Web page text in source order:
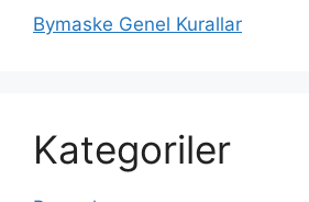
Bymaske Genel Kurallar
Kategoriler